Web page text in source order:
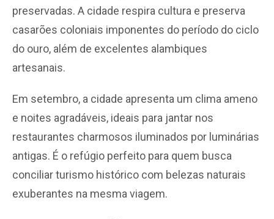
preservadas. A cidade respira cultura e preserva
casarões coloniais imponentes do período do ciclo
do ouro, além de excelentes alambiques
artesanais.
Em setembro, a cidade apresenta um clima ameno
e noites agradáveis, ideais para jantar nos
restaurantes charmosos iluminados por luminárias
antigas. É o refúgio perfeito para quem busca
conciliar turismo histórico com belezas naturais
exuberantes na mesma viagem.